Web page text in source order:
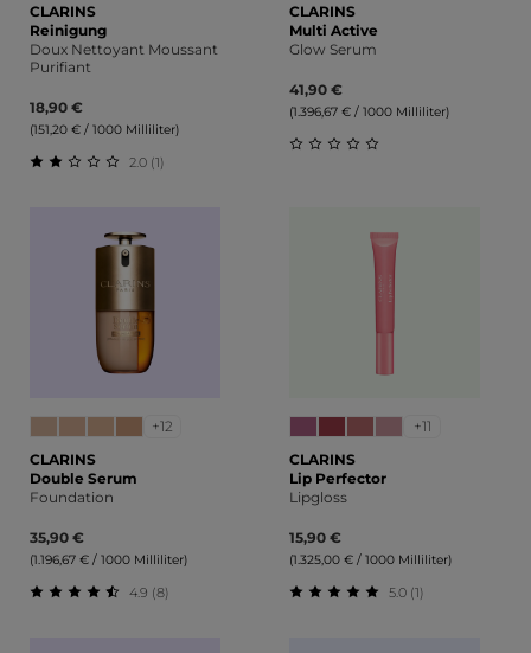
CLARINS
Reinigung
Doux Nettoyant Moussant
Purifiant
18,90 €
(151,20 € / 1000 Milliliter)
2.0 (1)
CLARINS
Multi Active
Glow Serum
41,90 €
(1.396,67 € / 1000 Milliliter)
+12
CLARINS
Double Serum
Foundation
35,90 €
(1.196,67 € / 1000 Milliliter)
4.9 (8)
+11
CLARINS
Lip Perfector
Lipgloss
15,90 €
(1.325,00 € / 1000 Milliliter)
5.0 (1)